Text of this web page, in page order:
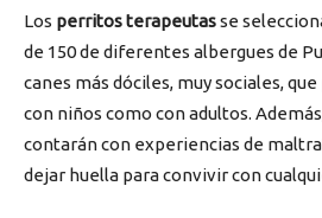
Los perritos terapeutasse
de 150 de diferentes albergues de
canes más dóciles, muy sociales,
con niños como con adultos.
contarán con experiencias de
dejar huella para convivir con